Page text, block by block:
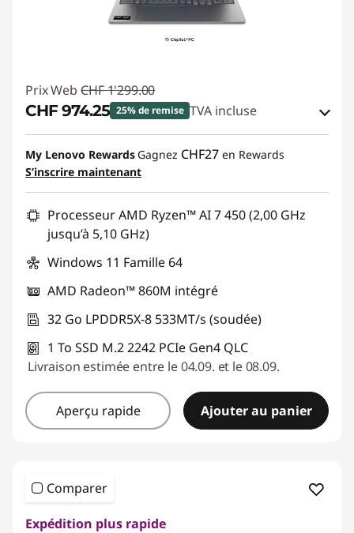
Prix Web CHF 1'299.00
CHF 974.25 25% de remise TVA incluse
Bons de réduction en ligne :-CHF 324.75
Code de réduction :
My Lenovo Rewards Gagnez CHF27 en Rewards
S’inscrire maintenant
Processeur AMD Ryzen™ AI 7 450 (2,00 GHz
jusqu’à 5,10 GHz)
Windows 11 Famille 64
AMD Radeon™ 860M intégré
32 Go LPDDR5X-8 533MT/s (soudée)
1 To SSD M.2 2242 PCIe Gen4 QLC
Livraison estimée entre le 04.09. et le 08.09.
Aperçu rapide Ajouter au panier
Comparer
Expédition plus rapide